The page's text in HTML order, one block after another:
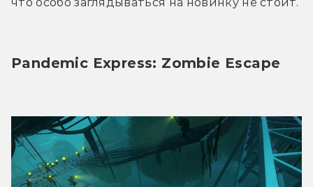
Pandemic Express: Zombie Escape